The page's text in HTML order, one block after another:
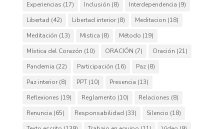
Experiencias (17) Inclusión (8) Interdependencia (9)
Libertad (42) Libertad interior(8) Meditacion (18)
Meditación (13) Mistica (8) Método (19)
Mística del Corazón (10) ORACIÓN (7) Oración (21)
Pandemia (22) Participación (16) Paz(8)
Paz interior(8) PPT(10) Presencia (13)
Reflexiones (19) Reglamento (10) Relaciones (8)
Renuncia (65) Responsabilidad (33) Silencio (18)